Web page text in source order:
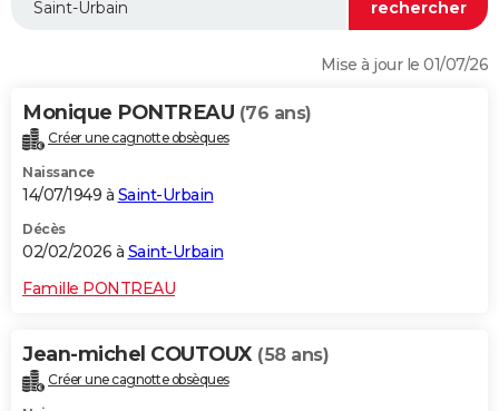
Guides de France
Escapades
Patrimoine
Expositions
Musées
Week-end nature
LIFESTYLE
Alimentation
Guide de la santé
Maladies
Médicaments
Sommeil
VOYAGE
Destinations
City break
Voyage nature
Voyage de noces
Forum
Climat
+PHOTO
GUIDES D'ACHAT
BONS PLANS
CARTE DE VOEUX
Dictionnaire
Biographies
Citations
Expressions
Proverbes
PROGRAMME TV
Mise à jour le 01/07/26
Monique PONTREAU (76 ans)
Créer une cagnotte obsèques
Naissance
14/07/1949 à Saint-Urbain
Décès
02/02/2026 à Saint-Urbain
Famille PONTREAU
Jean-michel COUTOUX (58 ans)
Créer une cagnotte obsèques